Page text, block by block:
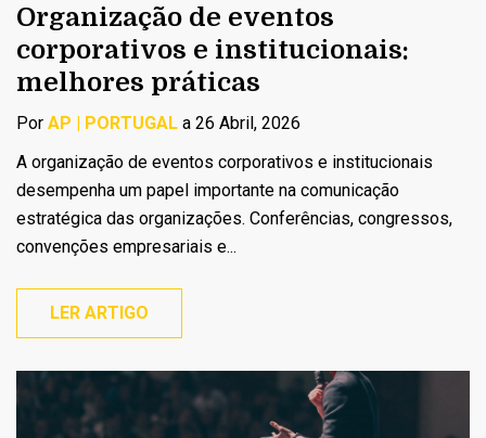
Organização de eventos
corporativos e institucionais:
melhores práticas
Por AP | PORTUGAL a 26 Abril, 2026
A organização de eventos corporativos e institucionais
desempenha um papel importante na comunicação
estratégica das organizações. Conferências, congressos,
convenções empresariais e...
LER ARTIGO